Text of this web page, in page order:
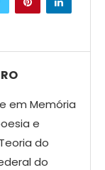
em Memória
e
do
do